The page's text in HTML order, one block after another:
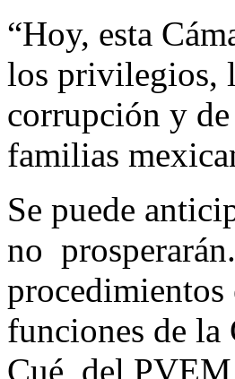
“Hoy, esta
los privilegios,
corrupción y
familias
Se puede
no
procedimientos
funciones de la
Cué, del